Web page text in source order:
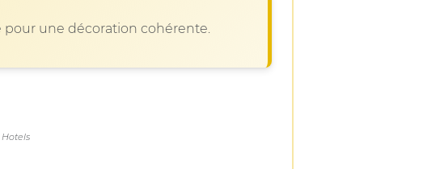
pour une décoration cohérente.